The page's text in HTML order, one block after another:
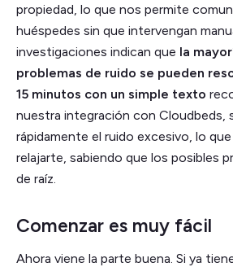
propiedad, lo que nos permite
huéspedes sin que intervengan
investigaciones indican que la
problemas de ruido se pueden
15 minutos con un simple texto
nuestra integración con Cloudbeds,
rápidamente el ruido excesivo, lo
relajarte, sabiendo que los posibles
de raíz.
Comenzar es muy fácil
Ahora viene la parte buena. Si ya